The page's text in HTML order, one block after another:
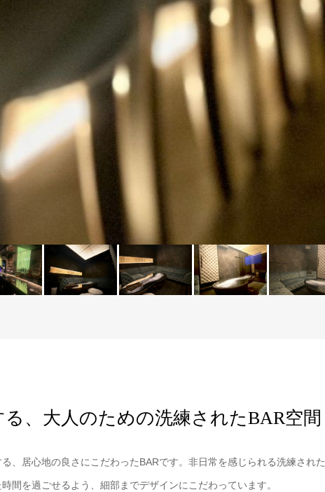
、大人のための洗練されたBAR空間
、居心地の良さにこだわったBARです。非日常を感じられる洗練された
間を過ごせるよう、細部までデザインにこだわっています。